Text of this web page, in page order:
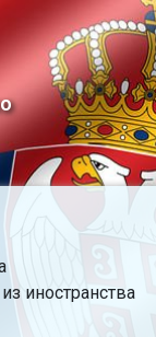
иностранства